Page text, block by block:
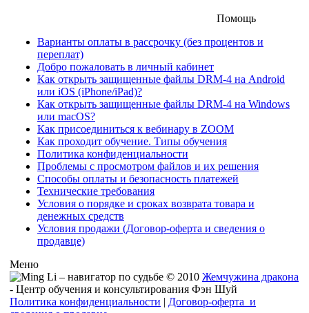
Помощь
Варианты оплаты в рассрочку (без процентов и
переплат)
Добро пожаловать в личный кабинет
Как открыть защищенные файлы DRM-4 на Android
или iOS (iPhone/iPad)?
Как открыть защищенные файлы DRM-4 на Windows
или macOS?
Как присоединиться к вебинару в ZOOM
Как проходит обучение. Типы обучения
Политика конфиденциальности
Проблемы с просмотром файлов и их решения
Способы оплаты и безопасность платежей
Технические требования
Условия о порядке и сроках возврата товара и
денежных средств
Условия продажи (Договор-оферта и сведения о
продавце)
Меню
© 2010 Жемчужина дракона
- Центр обучения и консультирования Фэн Шуй
Политика конфиденциальности | Договор-оферта и